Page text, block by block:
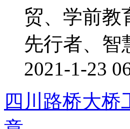
贸、学前教
先行者、智
2021-1-23
四川路桥大桥